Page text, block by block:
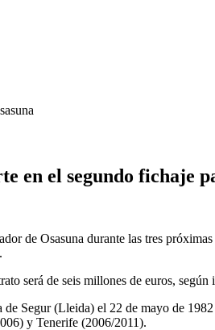
en el segundo fichaje
de Osasuna durante las tres
será de seis millones de euros,
Segur (Lleida) el 22 de mayo de
y Tenerife (2006/2011).